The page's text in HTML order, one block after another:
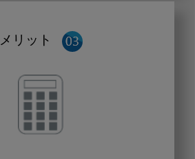
メリット